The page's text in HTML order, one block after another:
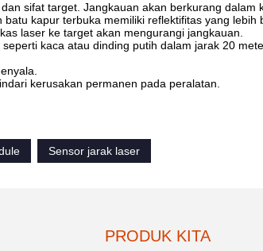
sifat target. Jangkauan akan berkurang dalam
kapur terbuka memiliki reflektifitas yang lebih
laser ke target akan mengurangi jangkauan.
kaca atau dinding putih dalam jarak 20
kerusakan permanen pada peralatan.
Sensor jarak laser
PRODUK KITA